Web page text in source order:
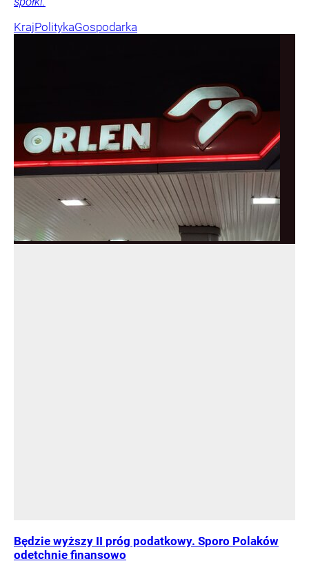
KrajPolitykaGospodarka
Będzie wyższy II próg podatkowy. Sporo Polaków
odetchnie finansowo